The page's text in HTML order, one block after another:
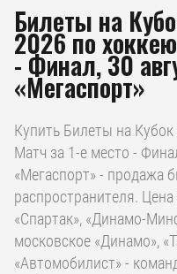
Билеты на
2026 по
- Финал, 30
«Мегаспорт»
Купить Билеты на
Матч за 1-е место -
«Мегаспорт» - продажа
распространителя.
«Спартак», «Динамо-
московское «Динамо»,
«Автомобилист» -